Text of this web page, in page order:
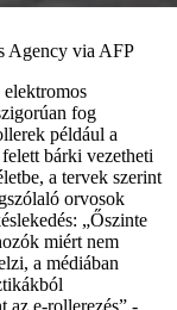
Agency via AFP
fog
például a
bárki vezetheti
a tervek szerint
orvosok
„Őszinte
miért nem
a médiában
az e-rollerezés” -